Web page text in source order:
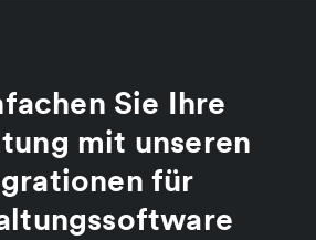
Sie Ihre
mit unseren
für